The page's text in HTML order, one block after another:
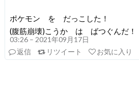
ポケモン を だっこした！
(腹筋崩壊)こうか は ばつぐんだ！
03:26 – 2021年09月17日
返信
リツイート お気に入り